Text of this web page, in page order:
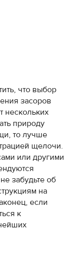
что выбор
засоров
нескольких
природу
то лучше
щелочи.
или другими
забудьте об
на
если
к